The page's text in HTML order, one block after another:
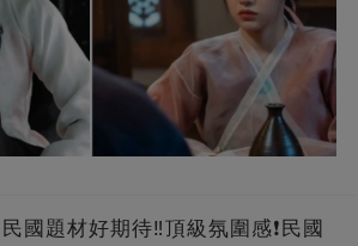
國題材好期待‼️頂級氛圍感❗️民國